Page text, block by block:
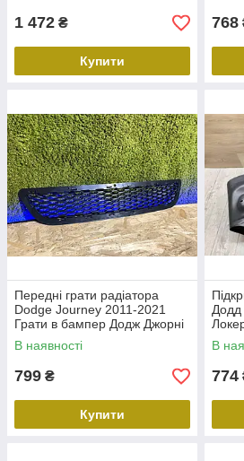
1 472 ₴
Купити
768
Передні грати радіатора
Dodge Journey 2011-2021
Грати в бампер Додж Джорні
В наявності
799 ₴
Купити
Додд
В
774